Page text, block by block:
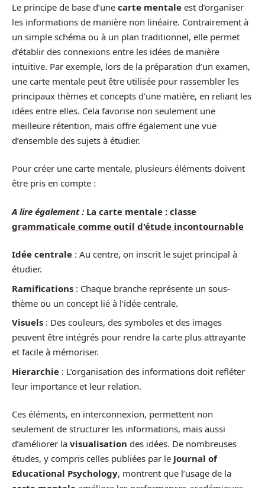
Le principe de base d’une carte mentale est d’organiser
les informations de manière non linéaire. Contrairement à
un simple schéma ou à un plan traditionnel, elle permet
d’établir des connexions entre les idées de manière
intuitive. Par exemple, lors de la préparation d’un examen,
une carte mentale peut être utilisée pour rassembler les
principaux thèmes et concepts d’une matière, en reliant les
idées entre elles. Cela favorise non seulement une
meilleure rétention, mais offre également une vue
d’ensemble des sujets à étudier.
Pour créer une carte mentale, plusieurs éléments doivent
être pris en compte :
A lire également : La carte mentale : classe
grammaticale comme outil d'étude incontournable
Idée centrale : Au centre, on inscrit le sujet principal à
étudier.
Ramifications : Chaque branche représente un sous-
thème ou un concept lié à l’idée centrale.
Visuels : Des couleurs, des symboles et des images
peuvent être intégrés pour rendre la carte plus attrayante
et facile à mémoriser.
Hierarchie : L’organisation des informations doit refléter
leur importance et leur relation.
Ces éléments, en interconnexion, permettent non
seulement de structurer les informations, mais aussi
d’améliorer la visualisation des idées. De nombreuses
études, y compris celles publiées par le Journal of
Educational Psychology, montrent que l’usage de la